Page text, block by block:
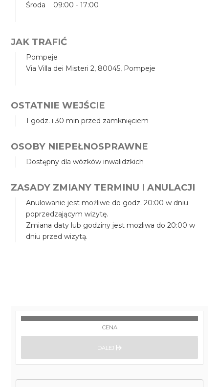
Środa 09:00 - 17:00
JAK TRAFIĆ
Pompeje
Via Villa dei Misteri 2, 80045, Pompeje
OSTATNIE WEJŚCIE
1 godz. i 30 min przed zamknięciem
OSOBY NIEPEŁNOSPRAWNE
Dostępny dla wózków inwalidzkich
ZASADY ZMIANY TERMINU I ANULACJI
Anulowanie jest możliwe do godz. 20:00 w dniu
poprzedzającym wizytę.
Zmiana daty lub godziny jest możliwa do 20:00 w
dniu przed wizytą.
CENA
DALEJ